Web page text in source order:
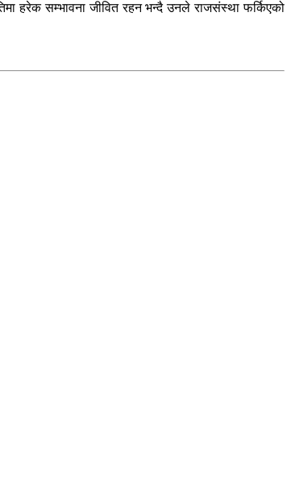
हरेक सम्भावना जीवित रहन भन्दै उनले राजसंस्था फर्किएको